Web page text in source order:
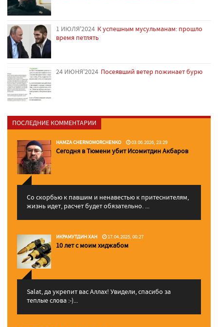
1 ИЮЛЯ'2024 К успешным мусульманам: прошло
время петлять
24 ИЮНЯ'2024 Посеявший ветер пожинает бурю
ПОСЛЕДНИЕ КОММЕНТАРИИ
HAMZA CHERNOMORCHENKO 03.06.2026, 23:29
Сегодня в Тюмени убит Исомитдин Акбаров
Со скорбью к павшим и ненавестью к притеснителям,
жизнь идет, расчет будет обязательно. ...
ИКРАМУТДИН ХАН 17.04.2025, 00:27
10 лет с моим хиджабом
Salat, да укрепит вас Аллаx! Увидели, спасибо за
теплые слова :-)...